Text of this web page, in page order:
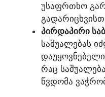
უსაფრთხო
პირდაპირი
საშუალებას
რაც
წვდომა